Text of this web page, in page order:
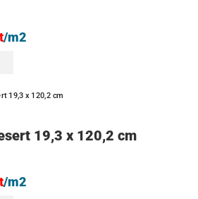
/m2
19,3 x 120,2 cm
/m2